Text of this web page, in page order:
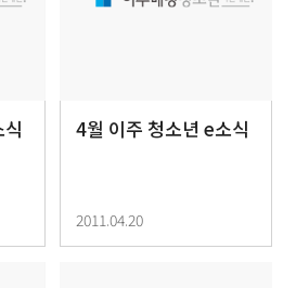
4월 이주 청소년 e소식
2011.04.20